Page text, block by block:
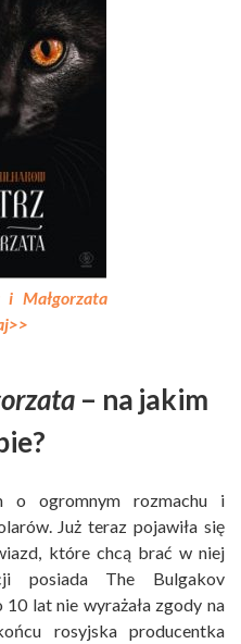
i Małgorzata
– na jakim
o ogromnym rozmachu i
Już teraz pojawiła się
które chcą brać w niej
posiada The Bulgakov
lat nie wyrażała zgody na
rosyjska producentka